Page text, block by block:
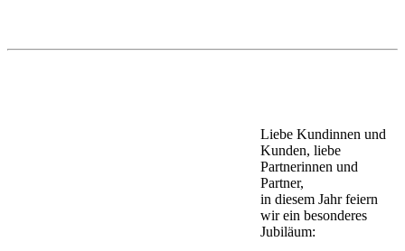
Liebe Kundinnen und
Kunden, liebe
Partnerinnen und
Partner,
in diesem Jahr feiern
wir ein besonderes
Jubiläum: